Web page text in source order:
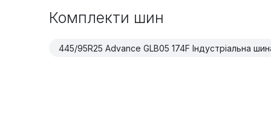
Комплекти шин
445/95R25 Advance GLB05 174F Індустріальна